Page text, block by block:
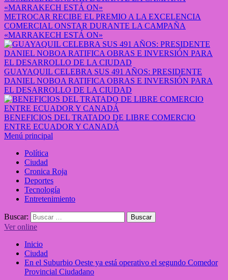
METROCAR RECIBE EL PREMIO A LA EXCELENCIA
COMERCIAL ONSTAR DURANTE LA CAMPAÑA
«MARRAKECH ESTÁ ON»
GUAYAQUIL CELEBRA SUS 491 AÑOS: PRESIDENTE
DANIEL NOBOA RATIFICA OBRAS E INVERSIÓN PARA
EL DESARROLLO DE LA CIUDAD
BENEFICIOS DEL TRATADO DE LIBRE COMERCIO
ENTRE ECUADOR Y CANADÁ
Menú principal
Política
Ciudad
Cronica Roja
Deportes
Tecnología
Entretenimiento
Buscar:
Ver online
Inicio
Ciudad
En el Suburbio Oeste ya está operativo el segundo Comedor
Provincial Ciudadano